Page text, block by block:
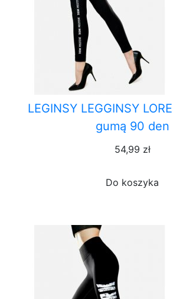
LEGINSY LEGGINSY
gumą 90 den
54,99 zł
Do koszyka